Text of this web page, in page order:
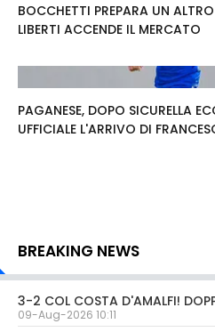
BOCCHETTI PREPARA UN
LIBERTI ACCENDE IL MERCATO
PAGANESE, DOPO SICURELLA
UFFICIALE L'ARRIVO DI
BREAKING NEWS
3-2 COL COSTA D'AMALFI!
09-Aug-2026 10:11